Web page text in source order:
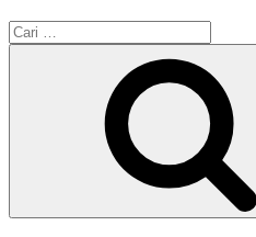
Pencarian
untuk: